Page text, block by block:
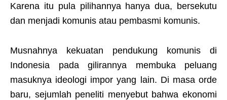
Karena itu pula pilihannya hanya dua, bersekutu
dan menjadi komunis atau pembasmi komunis.
Musnahnya kekuatan pendukung komunis di
Indonesia pada gilirannya membuka peluang
masuknya ideologi impor yang lain. Di masa orde
baru, sejumlah peneliti menyebut bahwa ekonomi